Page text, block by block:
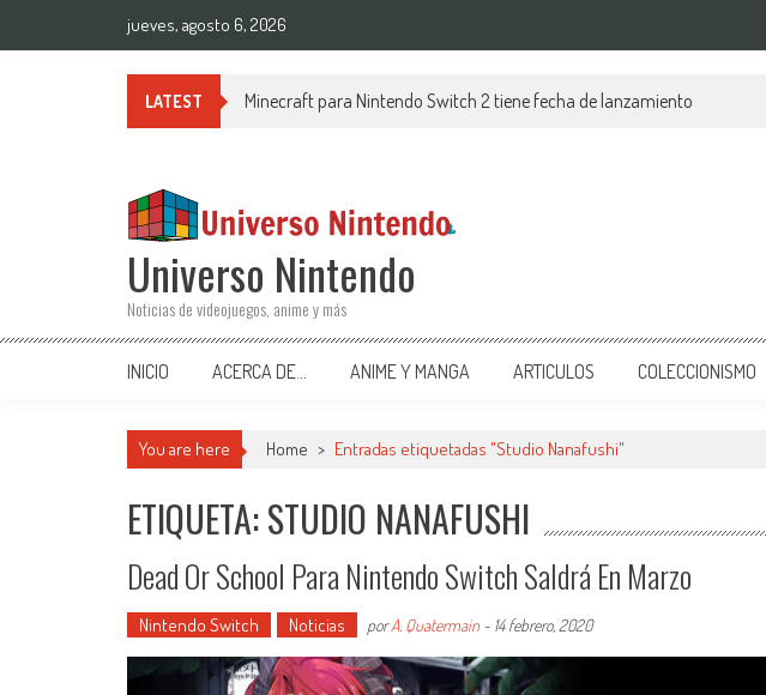
jueves, agosto 6, 2026
LATEST Minecraft para Nintendo Switch 2 tiene fecha de lanzamiento
Universo Nintendo
Noticias de videojuegos, anime y más
INICIO ACERCA DE… ANIME Y MANGA ARTICULOS COLECCIONISMO
You are here Home > Entradas etiquetadas "Studio Nanafushi"
ETIQUETA: STUDIO NANAFUSHI
Dead Or School Para Nintendo Switch Saldrá En Marzo
Nintendo Switch Noticias porA. Quatermain - 14 febrero, 2020